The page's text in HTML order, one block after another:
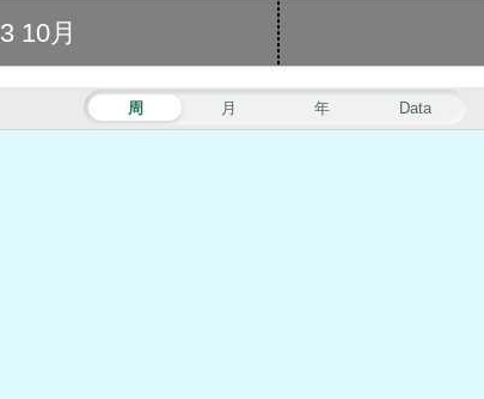
周 月 年 Data
10月